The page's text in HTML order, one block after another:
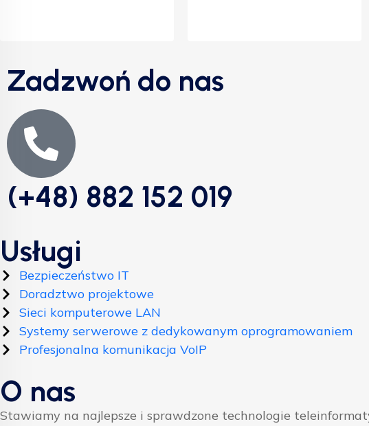
Zadzwoń do nas
(+48) 882 152 019
Usługi
Bezpieczeństwo IT
Doradztwo projektowe
Sieci komputerowe LAN
Systemy serwerowe z dedykowanym oprogramowaniem
Profesjonalna komunikacja VoIP
O nas
Stawiamy na najlepsze i sprawdzone technologie